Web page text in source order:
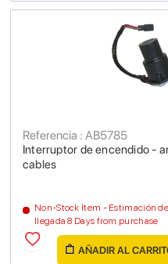
Interruptor de encendido -
cables
Referencia : AB5785
Non-Stock Item - Estimación de
llegada 8 Days from purchase
AÑADIR AL